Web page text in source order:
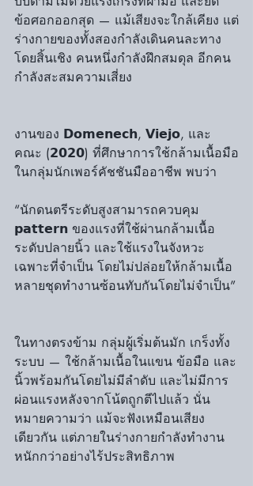
ข้อศอกออกสุด — แม้เสียงจะใกล้เคียง แต่
ร่างกายของทั้งสองกำลังเดินคนละทาง
โดยสิ้นเชิง คนหนึ่งกำลังฝึกสมดุล อีกคน
กำลังสะสมความเสี่ยง
งานของ 𝗗𝗼𝗺𝗲𝗻𝗲𝗰𝗵, 𝗩𝗶𝗲𝗷𝗼, และ
คณะ (𝟮𝟬𝟮𝟬) ที่ศึกษาการใช้กล้ามเนื้อมือ
ในกลุ่มนักเพอร์คัชชันมืออาชีพ พบว่า
“นักดนตรีระดับสูงสามารถควบคุม
𝗽𝗮𝘁𝘁𝗲𝗿𝗻 ของแรงที่ใช้ผ่านกล้ามเนื้อ
ระดับปลายนิ้ว และใช้แรงในจังหวะ
เฉพาะที่จำเป็น โดยไม่ปล่อยให้กล้ามเนื้อ
หลายชุดทำงานซ้อนทับกันโดยไม่จำเป็น”
ในทางตรงข้าม กลุ่มผู้เริ่มต้นมัก เกร็งทั้ง
ระบบ — ใช้กล้ามเนื้อในแขน ข้อมือ และ
นิ้วพร้อมกันโดยไม่มีลำดับ และไม่มีการ
ผ่อนแรงหลังจากโน้ตถูกตีไปแล้ว นั่น
หมายความว่า แม้จะฟังเหมือนเสียง
เดียวกัน แต่ภายในร่างกายกำลังทำงาน
หนักกว่าอย่างไร้ประสิทธิภาพ